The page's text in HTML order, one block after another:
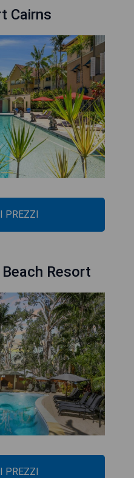
Cairns
PREZZI
Resort
PREZZI